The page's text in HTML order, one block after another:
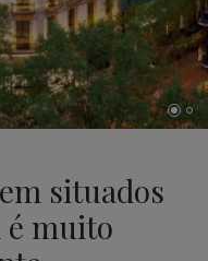
situados
é muito